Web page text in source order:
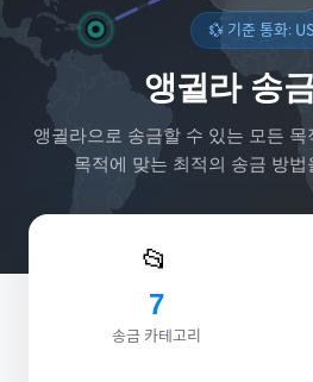
💱 기준 통화:
앵귈라 송
앵귈라으로 송금할 수 있는 모든
목적에 맞는 최적의 송금 방
📂
7
송금 카테고리